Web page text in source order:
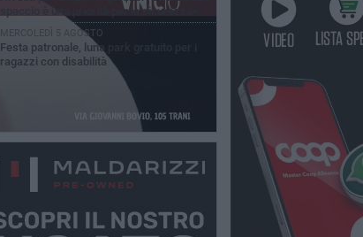
spaccio è una priorità per la sicurezza»
MERCOLEDÌ 5 AGOSTO
Festa patronale, luna park gratuito per i
ragazzi con disabilità